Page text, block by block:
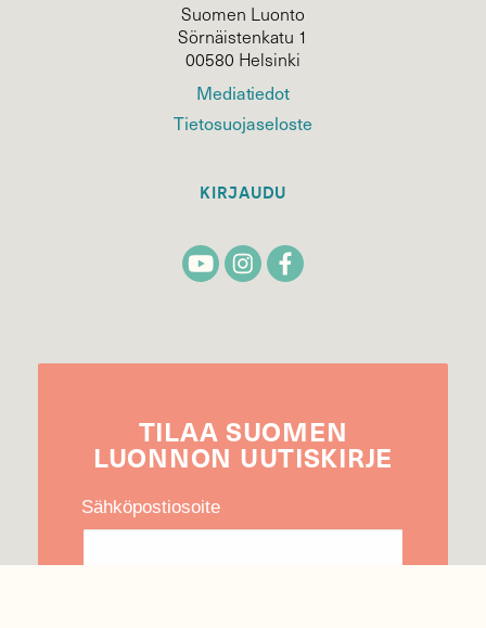
Suomen Luonto
Sörnäistenkatu 1
00580 Helsinki
Mediatiedot
Tietosuojaseloste
KIRJAUDU
TILAA SUOMEN
LUONNON UUTIS­KIRJE
Sähköpostiosoite